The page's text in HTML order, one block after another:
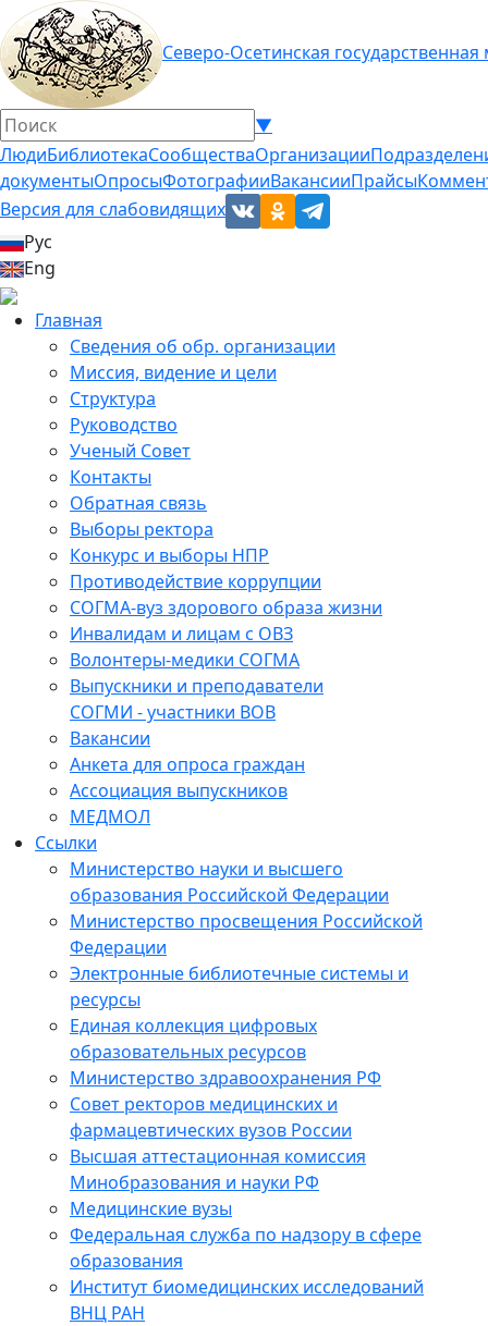
Северо-Осетинская
▼
ЛюдиБиблиотекаСообществаОрганизации
документыОпросыФотографииВакансииПрайсы
Версия для слабовидящих
Рус
Eng
Главная
Сведения об обр. организации
Миссия, видение и цели
Структура
Руководство
Ученый Совет
Контакты
Обратная связь
Выборы ректора
Конкурс и выборы НПР
Противодействие коррупции
СОГМА-вуз здорового образа жизни
Инвалидам и лицам с ОВЗ
Волонтеры-медики СОГМА
Выпускники и преподаватели
СОГМИ - участники ВОВ
Вакансии
Анкета для опроса граждан
Ассоциация выпускников
МЕДМОЛ
Ссылки
Министерство науки и высшего
образования Российской Федерации
Министерство просвещения Российской
Федерации
Электронные библиотечные системы и
ресурсы
Единая коллекция цифровых
образовательных ресурсов
Министерство здравоохранения РФ
Совет ректоров медицинских и
фармацевтических вузов России
Высшая аттестационная комиссия
Минобразования и науки РФ
Медицинские вузы
Федеральная служба по надзору в сфере
образования
Институт биомедицинских исследований
ВНЦ РАН